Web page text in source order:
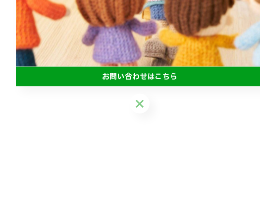
お問い合わせはこちら
お問い合わせはこちら